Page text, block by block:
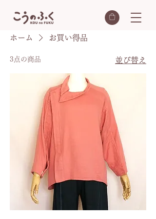
ホーム お買い得品
3点の商品 並び替え